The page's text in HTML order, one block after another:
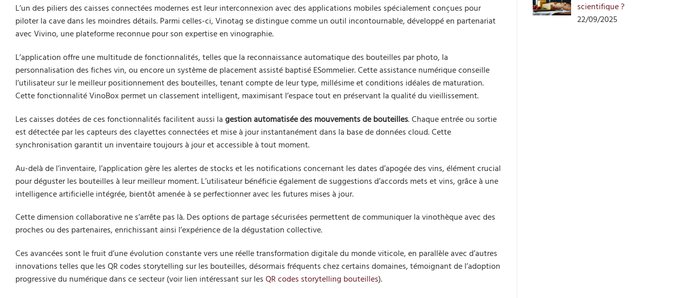
L’un des piliers des caisses connectées modernes est leur interconnexion avec des applications mobiles spécialement conçues pour
piloter la cave dans les moindres détails. Parmi celles-ci, Vinotag se distingue comme un outil incontournable, développé en partenariat
avec Vivino, une plateforme reconnue pour son expertise en vinographie.
L’application offre une multitude de fonctionnalités, telles que la reconnaissance automatique des bouteilles par photo, la
personnalisation des fiches vin, ou encore un système de placement assisté baptisé ESommelier. Cette assistance numérique conseille
l’utilisateur sur le meilleur positionnement des bouteilles, tenant compte de leur type, millésime et conditions idéales de maturation.
Cette fonctionnalité VinoBox permet un classement intelligent, maximisant l’espace tout en préservant la qualité du vieillissement.
Les caisses dotées de ces fonctionnalités facilitent aussi la gestion automatisée des mouvements de bouteilles. Chaque entrée ou sortie
est détectée par les capteurs des clayettes connectées et mise à jour instantanément dans la base de données cloud. Cette
synchronisation garantit un inventaire toujours à jour et accessible à tout moment.
Au-delà de l’inventaire, l’application gère les alertes de stocks et les notifications concernant les dates d’apogée des vins, élément crucial
pour déguster les bouteilles à leur meilleur moment. L’utilisateur bénéficie également de suggestions d’accords mets et vins, grâce à une
intelligence artificielle intégrée, bientôt amenée à se perfectionner avec les futures mises à jour.
Cette dimension collaborative ne s’arrête pas là. Des options de partage sécurisées permettent de communiquer la vinothèque avec des
proches ou des partenaires, enrichissant ainsi l’expérience de la dégustation collective.
Ces avancées sont le fruit d’une évolution constante vers une réelle transformation digitale du monde viticole, en parallèle avec d’autres
innovations telles que les QR codes storytelling sur les bouteilles, désormais fréquents chez certains domaines, témoignant de l’adoption
progressive du numérique dans ce secteur (voir lien intéressant sur les QR codes storytelling bouteilles).
scientifique ?
22/09/2025